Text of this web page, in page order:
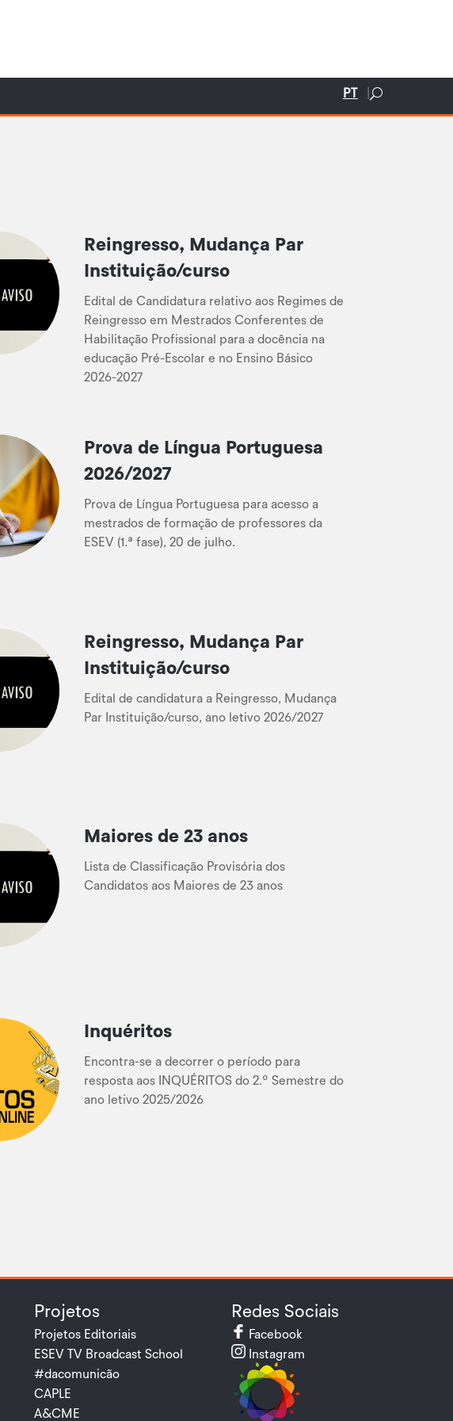
PT
Reingresso, Mudança Par
Instituição/curso
Edital de Candidatura relativo aos Regimes de
Reingresso em Mestrados Conferentes de
Habilitação Profissional para a docência na
educação Pré-Escolar e no Ensino Básico
2026-2027
Prova de Língua Portuguesa
2026/2027
Prova de Língua Portuguesa para acesso a
mestrados de formação de professores da
ESEV (1.ª fase), 20 de julho.
Reingresso, Mudança Par
Instituição/curso
Edital de candidatura a Reingresso, Mudança
Par Instituição/curso, ano letivo 2026/2027
Maiores de 23 anos
Lista de Classificação Provisória dos
Candidatos aos Maiores de 23 anos
Inquéritos
Encontra-se a decorrer o período para
resposta aos INQUÉRITOS do 2.º Semestre do
ano letivo 2025/2026
Projetos
Projetos Editoriais
ESEV TV Broadcast School
#dacomunicão
CAPLE
A&CME
Redes Sociais
Facebook
Instagram